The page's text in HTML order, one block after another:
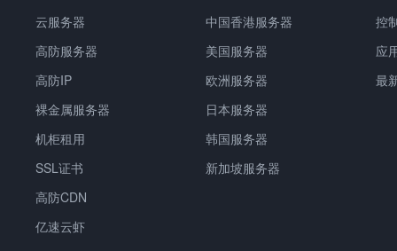
云服务器
高防服务器
高防IP
裸金属服务器
机柜租用
SSL证书
高防CDN
亿速云虾
中国香港服务器
美国服务器
欧洲服务器
日本服务器
韩国服务器
新加坡服务器
控
应
最